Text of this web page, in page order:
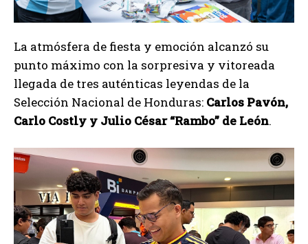
La atmósfera de fiesta y emoción alcanzó su
punto máximo con la sorpresiva y vitoreada
llegada de tres auténticas leyendas de la
Selección Nacional de Honduras: Carlos Pavón,
Carlo Costly y Julio César “Rambo” de León.